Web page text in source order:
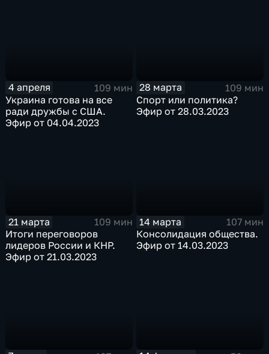
4 апреля
109 мин
Украина готова на все
ради дружбы с США.
Эфир от 04.04.2023
28 марта
109 мин
Спорт или политика?
Эфир от 28.03.2023
21 марта
109 мин
Итоги переговоров
лидеров России и КНР.
Эфир от 21.03.2023
14 марта
107 мин
Консолидация общества.
Эфир от 14.03.2023